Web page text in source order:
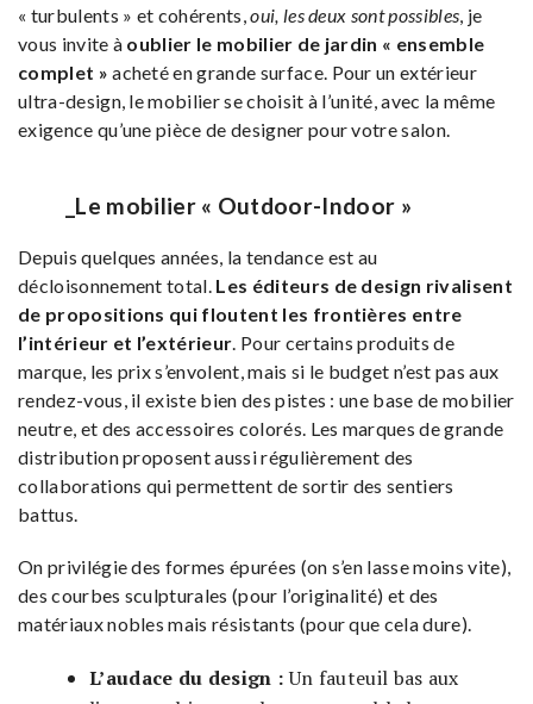
« turbulents » et cohérents,oui, les deux sont possibles, je
vous invite à oublier le mobilier de jardin « ensemble
complet » acheté en grande surface. Pour un extérieur
ultra-design, le mobilier se choisit à l’unité, avec la même
exigence qu’une pièce de designer pour votre salon.
_Le mobilier « Outdoor-Indoor »
Depuis quelques années, la tendance est au
décloisonnement total. Les éditeurs de design rivalisent
de propositions qui floutent les frontières entre
l’intérieur et l’extérieur. Pour certains produits de
marque, les prix s’envolent, mais si le budget n’est pas aux
rendez-vous, il existe bien des pistes : une base de mobilier
neutre, et des accessoires colorés. Les marques de grande
distribution proposent aussi régulièrement des
collaborations qui permettent de sortir des sentiers
battus.
On privilégie des formes épurées (on s’en lasse moins vite),
des courbes sculpturales (pour l’originalité) et des
matériaux nobles mais résistants (pour que cela dure).
L’audace du design :Un fauteuil bas aux